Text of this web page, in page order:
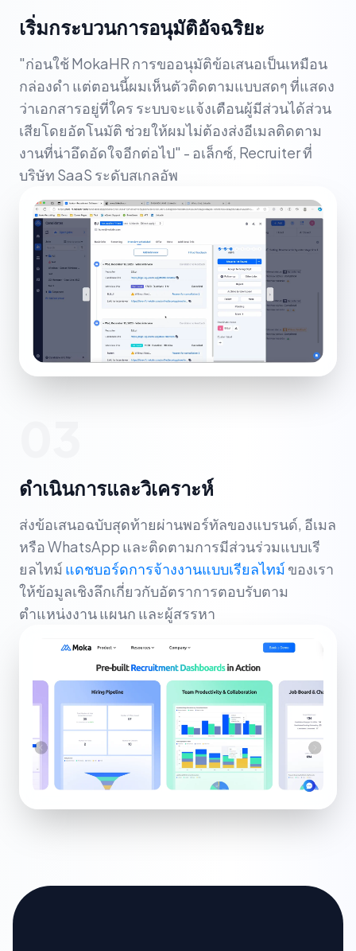
เริ่มกระบวนการอนุมัติอัจฉริยะ
"ก่อนใช้ MokaHR การขออนุมัติข้อเสนอเป็นเหมือน
กล่องดำ แต่ตอนนี้ผมเห็นตัวติดตามแบบสดๆ ที่แสดง
ว่าเอกสารอยู่ที่ใคร ระบบจะแจ้งเตือนผู้มีส่วนได้ส่วน
เสียโดยอัตโนมัติ ช่วยให้ผมไม่ต้องส่งอีเมลติดตาม
งานที่น่าอึดอัดใจอีกต่อไป" - อเล็กซ์, Recruiter ที่
บริษัท SaaS ระดับสเกลอัพ
ดำเนินการและวิเคราะห์
ส่งข้อเสนอฉบับสุดท้ายผ่านพอร์ทัลของแบรนด์, อีเมล
หรือ WhatsApp และติดตามการมีส่วนร่วมแบบเรี
ยลไทม์ แดชบอร์ดการจ้างงานแบบเรียลไทม์ของเรา
ให้ข้อมูลเชิงลึกเกี่ยวกับอัตราการตอบรับตาม
ตำแหน่งงาน แผนก และผู้สรรหา